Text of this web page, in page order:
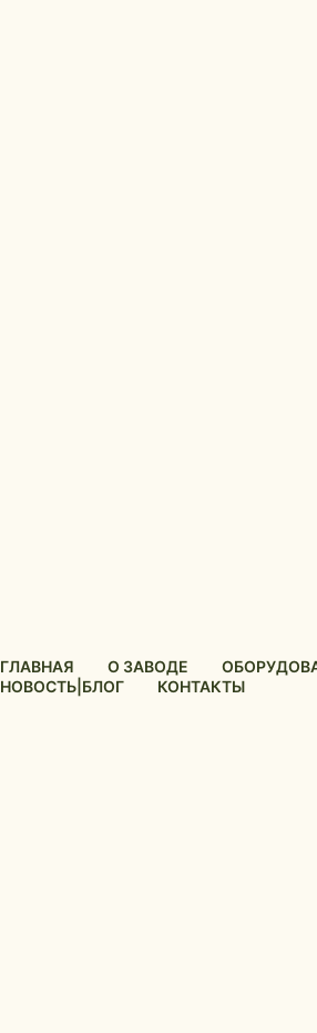
ГЛАВНАЯ О ЗАВОДЕ
НОВОСТЬ|БЛОГ
КОНТАКТЫ